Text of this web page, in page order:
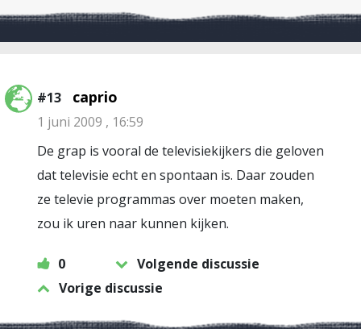
#13 caprio
1 juni 2009 , 16:59
De grap is vooral de televisiekijkers die geloven
dat televisie echt en spontaan is. Daar zouden
ze televie programmas over moeten maken,
zou ik uren naar kunnen kijken.
0
Volgende discussie
Vorige discussie